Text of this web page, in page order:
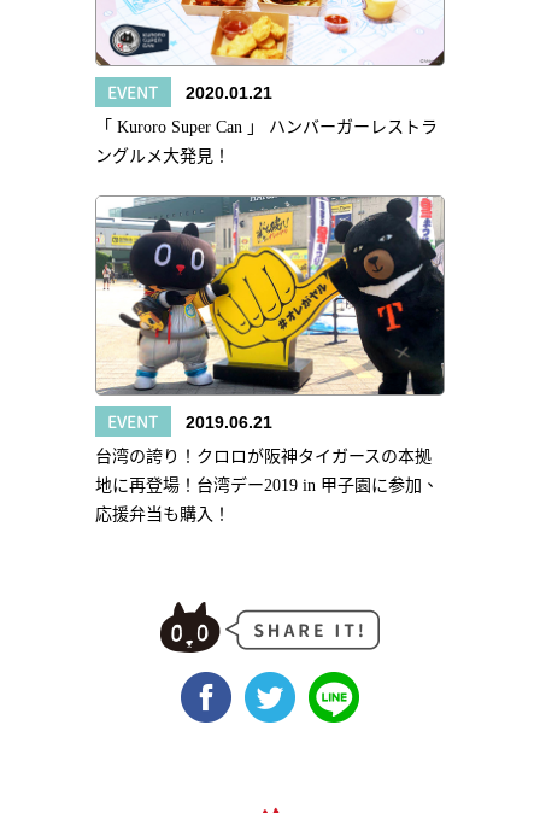
EVENT 2020.01.21
「 Kuroro Super Can 」 ハンバーガーレストラ
ングルメ大発見！
EVENT 2019.06.21
台湾の誇り！クロロが阪神タイガースの本拠
地に再登場！台湾デー2019 in 甲子園に参加、
応援弁当も購入！